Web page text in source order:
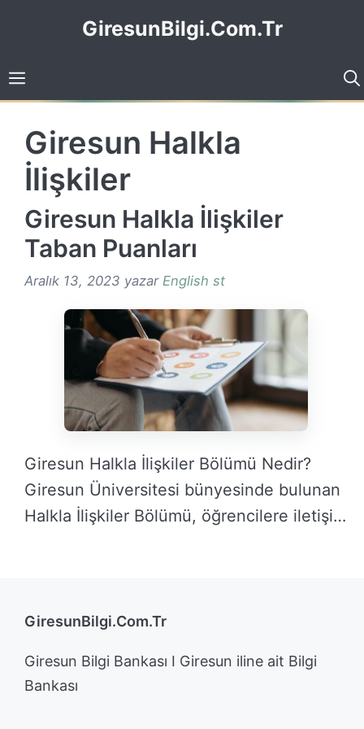
GiresunBilgi.Com.Tr
Giresun Halkla
İlişkiler
Giresun Halkla İlişkiler
Taban Puanları
Aralık 13, 2023 yazar English st
Giresun Halkla İlişkiler Bölümü Nedir?
Giresun Üniversitesi bünyesinde bulunan
Halkla İlişkiler Bölümü, öğrencilere iletişim
GiresunBilgi.Com.Tr
Giresun Bilgi Bankası I Giresun iline ait Bilgi
Bankası